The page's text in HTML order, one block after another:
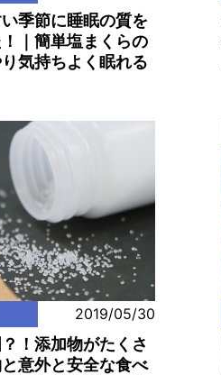
季節に睡眠の質を
｜簡単塩まくらの
気持ちよく眠れる
2019/05/30
！添加物がたくさ
意外と安全な食べ